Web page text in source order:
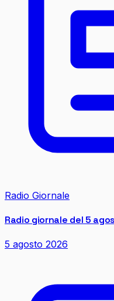
Radio Giornale
Radio giornale del 5
5 agosto 2026